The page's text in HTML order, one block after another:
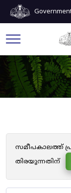
സമീപകാലത്ത്
തിരയുന്നതിന്